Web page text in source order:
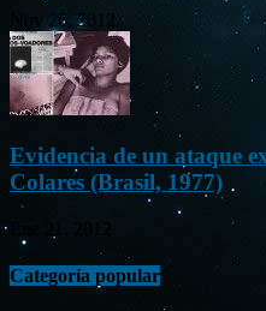
Nov 26, 2012
Evidencia de un ataque
Colares (Brasil, 1977)
Categoría popular